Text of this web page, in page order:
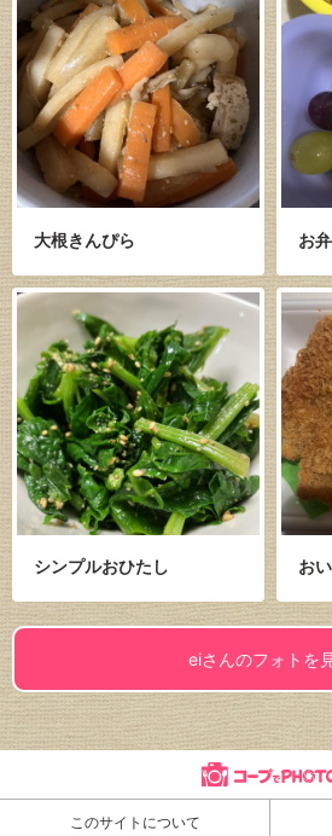
大根きんぴら お
シンプルおひたし お
eiさんのフォトを
このサイトについて